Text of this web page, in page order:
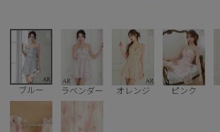
JENNNY
COMEX
Rechercher
ブルー ラベンダー オレンジ ピンク